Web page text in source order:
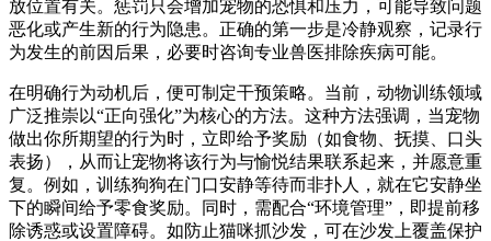
放位置有关。惩罚只会增加宠物的恐惧和压力，可能导致问题
恶化或产生新的行为隐患。正确的第一步是冷静观察，记录行
为发生的前因后果，必要时咨询专业兽医排除疾病可能。
在明确行为动机后，便可制定干预策略。当前，动物训练领域
广泛推崇以“正向强化”为核心的方法。这种方法强调，当宠物
做出你所期望的行为时，立即给予奖励（如食物、抚摸、口头
表扬），从而让宠物将该行为与愉悦结果联系起来，并愿意重
复。例如，训练狗狗在门口安静等待而非扑人，就在它安静坐
下的瞬间给予零食奖励。同时，需配合“环境管理”，即提前移
除诱惑或设置障碍。如防止猫咪抓沙发，可在沙发上覆盖保护